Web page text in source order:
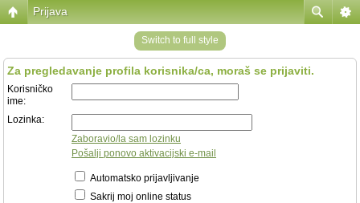
Prijava
Switch to full style
Za pregledavanje profila korisnika/ca, moraš se prijaviti.
Korisničko
ime:
Lozinka:
Zaboravio/la sam lozinku
Pošalji ponovo aktivacijski e-mail
Automatsko prijavljivanje
Sakrij moj online status